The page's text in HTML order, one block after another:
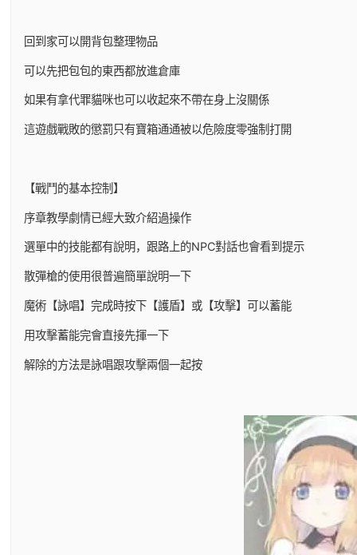
回到家可以開背包整理物品
可以先把包包的東西都放進倉庫
如果有拿代罪貓咪也可以收起來不帶在身上沒關係
這遊戲戰敗的懲罰只有寶箱通通被以危險度零強制打開
【戰鬥的基本控制】
序章教學劇情已經大致介紹過操作
選單中的技能都有說明，跟路上的NPC對話也會看到提示
散彈槍的使用很普遍簡單說明一下
魔術【詠唱】完成時按下【護盾】或【攻擊】可以蓄能
用攻擊蓄能完會直接先揮一下
解除的方法是詠唱跟攻擊兩個一起按